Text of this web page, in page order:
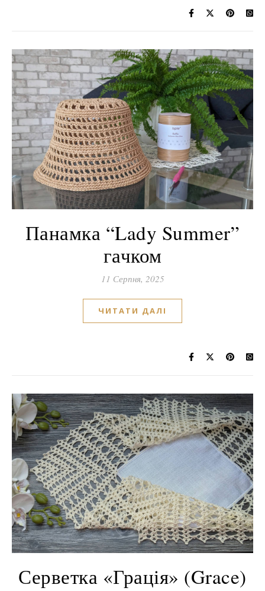
Панамка “Lady Summer”
гачком
11 Серпня, 2025
ЧИТАТИ ДАЛІ
Серветка «Грація» (Grace)